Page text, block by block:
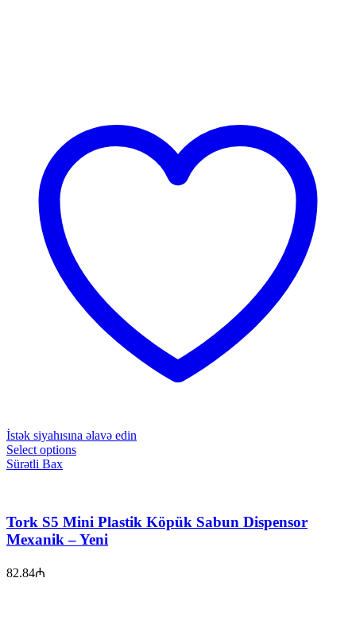
İstək siyahısına əlavə edin
Select options
Sürətli Bax
Tork S5 Mini Plastik Köpük Sabun Dispensor
Mexanik – Yeni
82.84₼